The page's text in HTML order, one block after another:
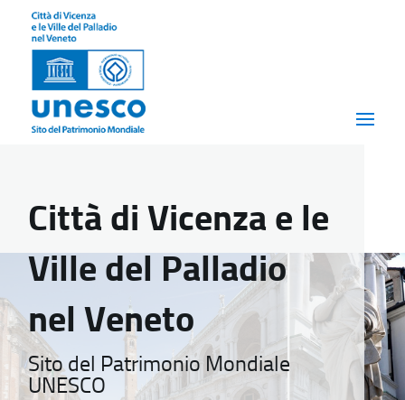
Città di Vicenza e le
Ville del Palladio
nel Veneto
Sito del Patrimonio Mondiale
UNESCO